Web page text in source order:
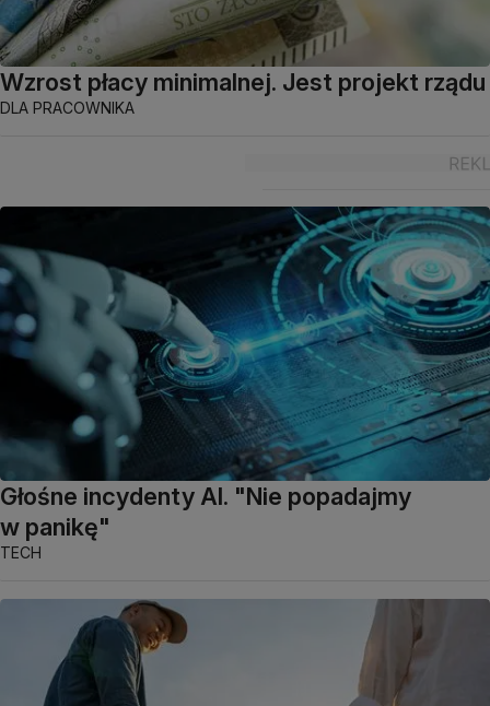
Wzrost płacy minimalnej. Jest projekt rządu
DLA PRACOWNIKA
Głośne incydenty AI. "Nie popadajmy
w panikę"
TECH